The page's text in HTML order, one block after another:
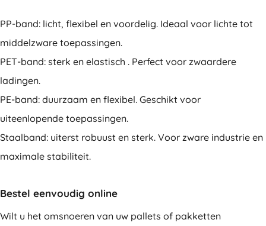
PP-band: licht, flexibel en voordelig. Ideaal voor lichte tot
middelzware toepassingen.
PET-band: sterk en elastisch . Perfect voor zwaardere
ladingen.
PE-band: duurzaam en flexibel. Geschikt voor
uiteenlopende toepassingen.
Staalband: uiterst robuust en sterk. Voor zware industrie en
maximale stabiliteit.
Bestel eenvoudig online
Wilt u het omsnoeren van uw pallets of pakketten